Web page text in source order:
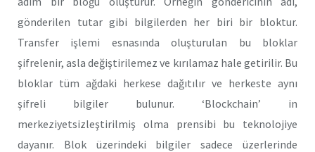
gönderilen tutar gibi bilgilerden her biri bir bloktur.
Transfer işlemi esnasında oluşturulan bu bloklar
şifrelenir, asla değiştirilemez ve kırılamaz hale getirilir. Bu
bloklar tüm ağdaki herkese dağıtılır ve herkeste aynı
şifreli bilgiler bulunur. ‘Blockchain’ in
merkeziyetsizleştirilmiş olma prensibi bu teknolojiye
dayanır. Blok üzerindeki bilgiler sadece üzerlerinde